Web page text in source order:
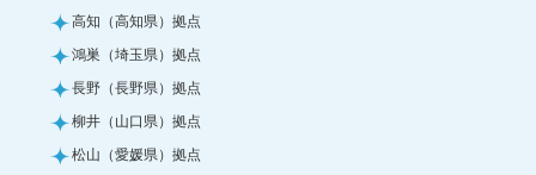
高知（高知県）拠点
鴻巣（埼玉県）拠点
長野（長野県）拠点
柳井（山口県）拠点
松山（愛媛県）拠点